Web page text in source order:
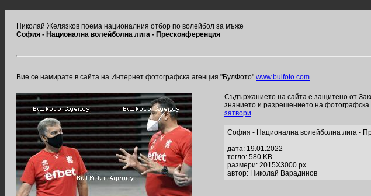
Николай Желязков поема националния отбор по волейбол за мъже
София - Национална волейболна лига - Пресконференция
Вие се намирате в сайта на Интернет фотографска агенция "БулФото" www.bulfoto.com
Съдържанието на сайта е защитено от
знанието и разрешението на
затвори
София - Национална волейболна лига -
дата: 19.01.2022
тегло: 580 KB
размери: 2015X3000 px
автор: Николай Варадинов